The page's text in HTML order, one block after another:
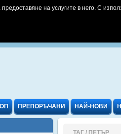
на услугите в него. С
ПРЕПОРЪЧАНИ НАЙ-НОВИ
ТАГ / ПЕТЪР